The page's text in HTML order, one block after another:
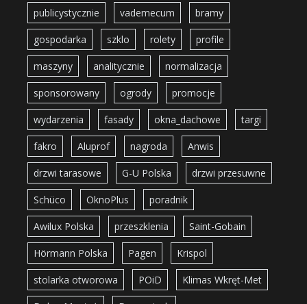
publicystycznie vademecum bramy
gospodarka szklo rolety profile
maszyny analitycznie normalizacja
sponsorowany ogrody promocje
wydarzenia fasady okna_dachowe targi
fakro Aluprof nagroda Anwis
drzwi tarasowe G-U Polska drzwi przesuwne
Schüco OknoPlus poradnik
Awilux Polska przeszklenia Saint-Gobain
Hörmann Polska Pagen Krispol
stolarka otworowa POiD Klimas Wkręt-Met